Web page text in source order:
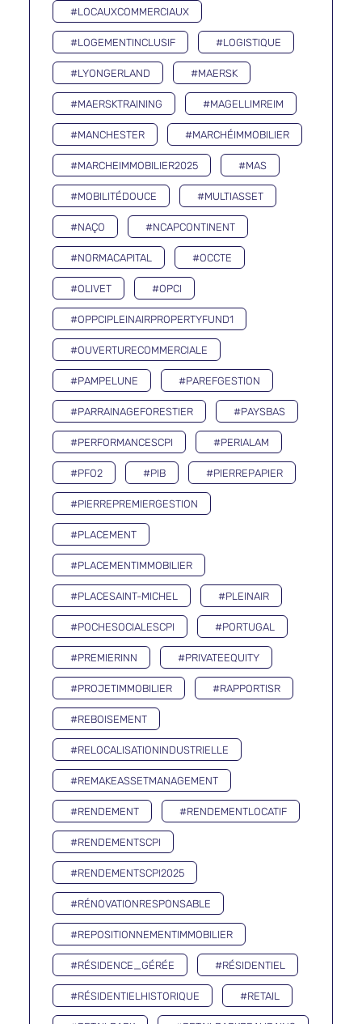
#LOCAUXCOMMERCIAUX
#LOGEMENTINCLUSIF #LOGISTIQUE
#LYONGERLAND #MAERSK
#MAERSKTRAINING #MAGELLIMREIM
#MANCHESTER #MARCHÉIMMOBILIER
#MARCHEIMMOBILIER2025 #MAS
#MOBILITÉDOUCE #MULTIASSET
#NAÇO #NCAPCONTINENT
#NORMACAPITAL #OCCTE
#OLIVET #OPCI
#OPPCIPLEINAIRPROPERTYFUND1
#OUVERTURECOMMERCIALE
#PAMPELUNE #PAREFGESTION
#PARRAINAGEFORESTIER #PAYSBAS
#PERFORMANCESCPI #PERIALAM
#PFO2 #PIB #PIERREPAPIER
#PIERREPREMIERGESTION
#PLACEMENT
#PLACEMENTIMMOBILIER
#PLACESAINT-MICHEL #PLEINAIR
#POCHESOCIALESCPI #PORTUGAL
#PREMIERINN #PRIVATEEQUITY
#PROJETIMMOBILIER #RAPPORTISR
#REBOISEMENT
#RELOCALISATIONINDUSTRIELLE
#REMAKEASSETMANAGEMENT
#RENDEMENT #RENDEMENTLOCATIF
#RENDEMENTSCPI
#RENDEMENTSCPI2025
#RÉNOVATIONRESPONSABLE
#REPOSITIONNEMENTIMMOBILIER
#RÉSIDENCE_GÉRÉE #RÉSIDENTIEL
#RÉSIDENTIELHISTORIQUE #RETAIL